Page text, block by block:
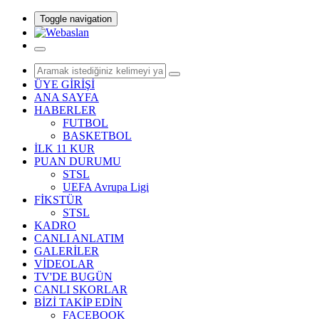
Toggle navigation
ÜYE GİRİŞİ
ANA SAYFA
HABERLER
FUTBOL
BASKETBOL
İLK 11 KUR
PUAN DURUMU
STSL
UEFA Avrupa Ligi
FİKSTÜR
STSL
KADRO
CANLI ANLATIM
GALERİLER
VİDEOLAR
TV'DE BUGÜN
CANLI SKORLAR
BİZİ TAKİP EDİN
FACEBOOK